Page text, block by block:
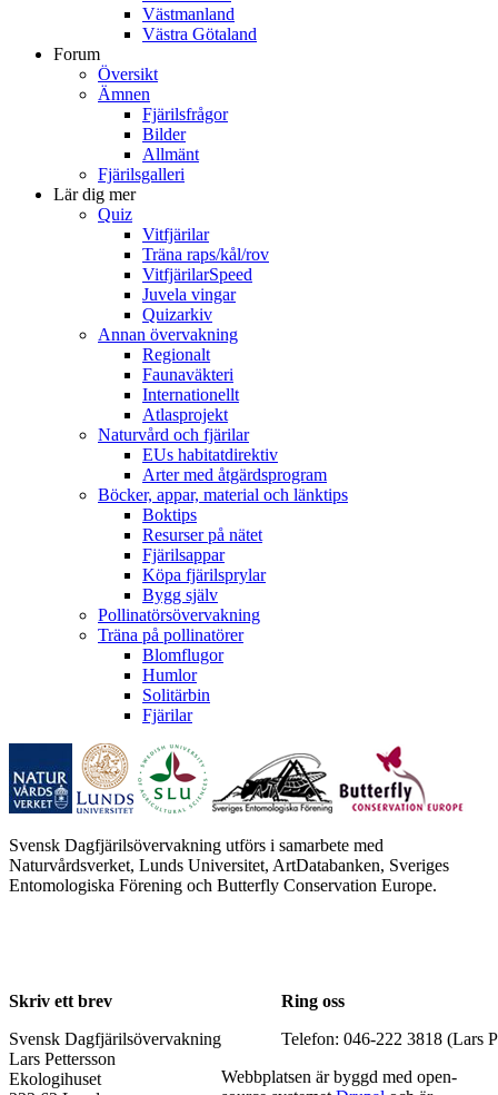
Västmanland
Västra Götaland
Forum
Översikt
Ämnen
Fjärilsfrågor
Bilder
Allmänt
Fjärilsgalleri
Lär dig mer
Quiz
Vitfjärilar
Träna raps/kål/rov
VitfjärilarSpeed
Juvela vingar
Quizarkiv
Annan övervakning
Regionalt
Faunaväkteri
Internationellt
Atlasprojekt
Naturvård och fjärilar
EUs habitatdirektiv
Arter med åtgärdsprogram
Böcker, appar, material och länktips
Boktips
Resurser på nätet
Fjärilsappar
Köpa fjärilsprylar
Bygg själv
Pollinatörsövervakning
Träna på pollinatörer
Blomflugor
Humlor
Solitärbin
Fjärilar
Svensk Dagfjärilsövervakning utförs i samarbete med
Naturvårdsverket, Lunds Universitet, ArtDatabanken, Sveriges
Entomologiska Förening och Butterfly Conservation Europe.
Skriv ett brev
Svensk Dagfjärilsövervakning
Lars Pettersson
Ekologihuset
Ring oss
Telefon: 046-222 3818 (Lars
Webbplatsen är byggd med open-